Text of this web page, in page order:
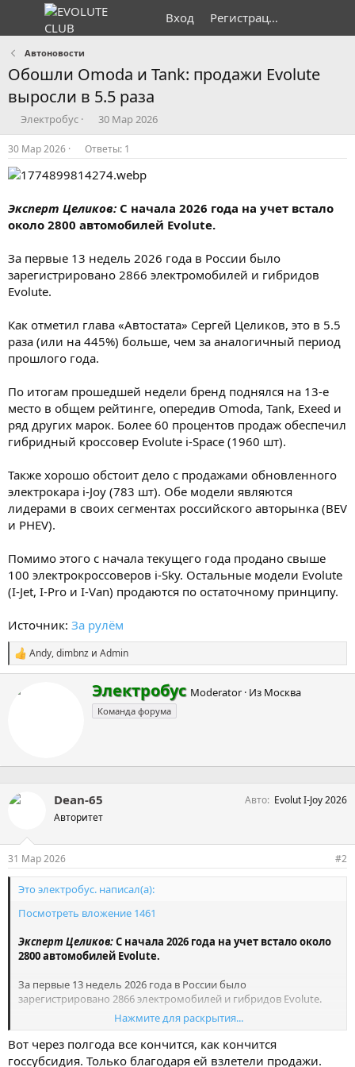
Вход Регистрация
Автоновости
Обошли Omoda и Tank: продажи Evolute
выросли в 5.5 раза
А
в
т
о
р
е
ы
Электробус
Д
а
т
а
н
ч
л
30 Мар 2026
30 Мар 2026 Ответы: 1
Эксперт Целиков: С начала 2026 года на учет встало
около 2800 автомобилей Evolute.
За первые 13 недель 2026 года в России было
зарегистрировано 2866 электромобилей и гибридов
Evolute.
Как отметил глава «Автостата» Сергей Целиков, это в 5.5
раза (или на 445%) больше, чем за аналогичный период
прошлого года.
По итогам прошедшей недели бренд поднялся на 13-е
место в общем рейтинге, опередив Omoda, Tank, Exeed и
ряд других марок. Более 60 процентов продаж обеспечил
гибридный кроссовер Evolute i-Space (1960 шт).
Также хорошо обстоит дело с продажами обновленного
электрокара i-Joy (783 шт). Обе модели являются
лидерами в своих сегментах российского авторынка (BEV
и PHEV).
Помимо этого с начала текущего года продано свыше
100 электрокроссоверов i-Sky. Остальные модели Evolute
(I-Jet, I-Pro и I-Van) продаются по остаточному принципу.
Источник: За рулём
С
и
п
Andy,dimbnz и Admin
А
в
т
Электробус Moderator · Из Москва
Команда форума
Dean-65
Авторитет
Авто Evolut I-Joy 2026
31 Мар 2026 #2
Это электробус. написал(а):
Посмотреть вложение 1461
Эксперт Целиков:С начала 2026 года на учет встало около
2800 автомобилей Evolute.
За первые 13 недель 2026 года в России было
зарегистрировано 2866 электромобилей и гибридов Evolute.
Как отметил глава «Автостата» Сергей Целиков, это в 5.5 раза
(или на 445%) больше, чем за аналогичный период прошлого
года.
Нажмите для раскрытия...
Вот через полгода все кончится, как кончится
госсубсидия. Только благодаря ей взлетели продажи.